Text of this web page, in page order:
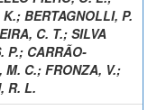
K.; BERTAGNOLLI, P.
C. T.; SILVA
P.; CARRÃO-
M. C.; FRONZA, V.;
R. L.